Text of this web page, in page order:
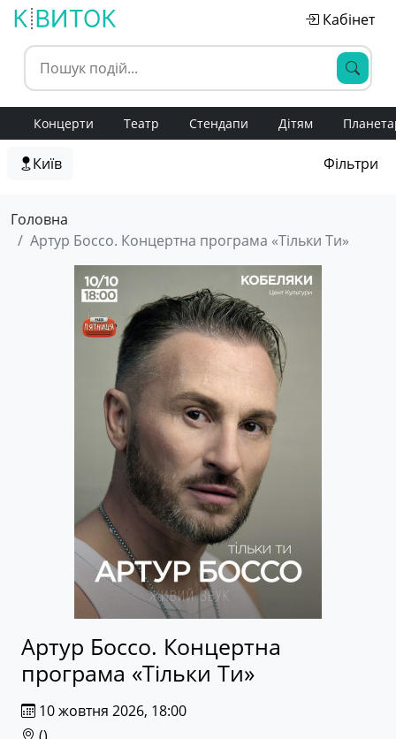
Кабінет
Концерти Театр Стендапи Дітям
Київ Фільтри
Головна
Артур Боссо. Концертна програма «Тільки Ти»
Артур Боссо. Концертна
програма «Тільки Ти»
10 жовтня 2026, 18:00